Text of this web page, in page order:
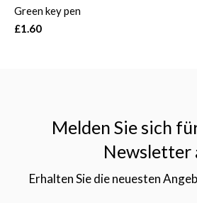
Green key pen
£1.60
Melden Sie sich
Newsletter
Erhalten Sie die neuesten